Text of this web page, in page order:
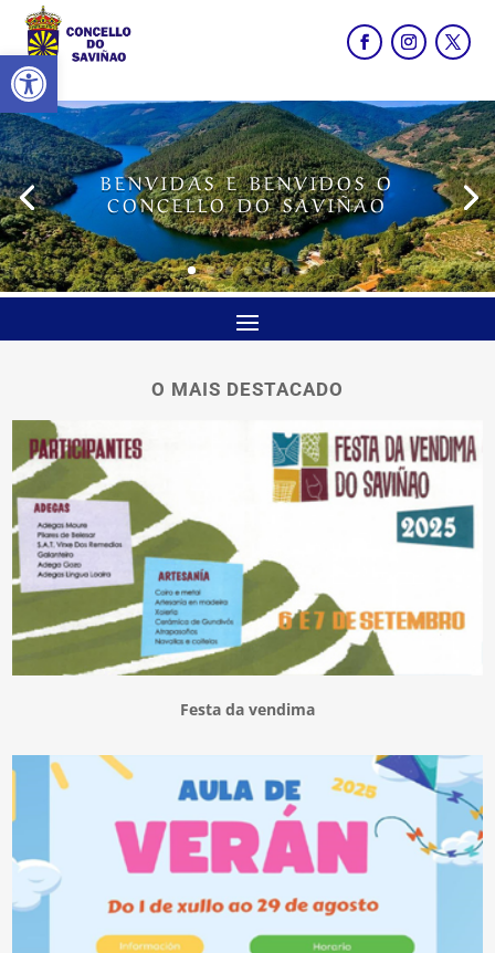
Abrir barra de ferramentas
BENVIDAS E BENVIDOS O
CONCELLO DO SAVIÑAO
O MAIS DESTACADO
Festa da vendima